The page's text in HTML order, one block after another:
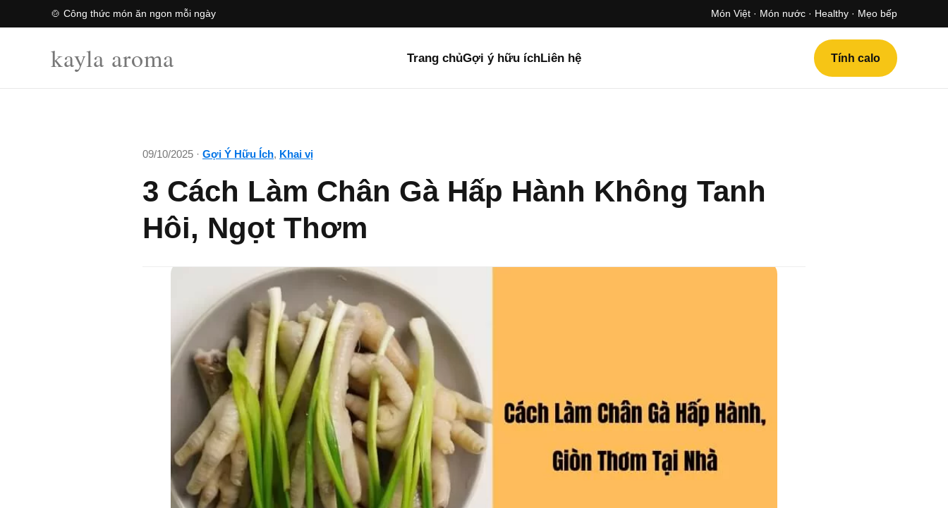
🍲 Công thức món ăn ngon mỗi ngày Món Việt · Món nước · Healthy · Mẹo bếp
kayla aroma Trang chủGợi ý hữu íchLiên hệ Tính calo
09/10/2025 · Gợi Ý Hữu Ích, Khai vị
3 Cách Làm Chân Gà Hấp Hành Không Tanh
Hôi, Ngọt Thơm